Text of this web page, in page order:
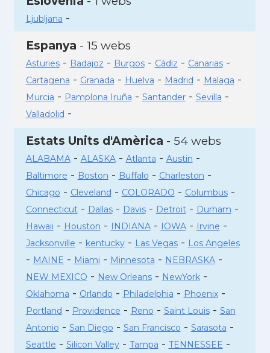
Ljubljana -
Espanya - 15 webs
Asturies- Badajoz - Burgos- Cádiz - Canarias-
Cartagena - Granada - Huelva - Madrid - Malaga -
Murcia - Pamplona Iruña - Santander- Sevilla -
Valladolid -
Estats Units d'Amèrica - 54 webs
ALABAMA- ALASKA- Atlanta - Austin -
Baltimore - Boston - Buffalo - Charleston -
Chicago - Cleveland - COLORADO - Columbus-
Connecticut- Dallas- Davis- Detroit- Durham -
Hawaii - Houston - INDIANA- IOWA- Irvine -
Jacksonville - kentucky- Las Vegas- Los Angeles
- MAINE - Miami - Minnesota - NEBRASKA-
NEW MEXICO - New Orleans- NewYork-
Oklahoma - Orlando - Philadelphia - Phoenix-
Portland - Providence - Reno - Saint Louis- San
Antonio - San Diego - San Francisco - Sarasota -
Seattle - Silicon Valley- Tampa - TENNESSEE -